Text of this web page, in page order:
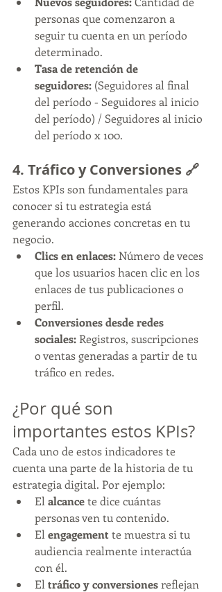
personas que comenzaron a
seguir tu cuenta en un período
determinado.
Tasa de retención de
seguidores: (Seguidores al final
del período - Seguidores al inicio
del período) / Seguidores al inicio
del período x 100.
4. Tráfico y Conversiones 🔗
Estos KPIs son fundamentales para
conocer si tu estrategia está
generando acciones concretas en tu
negocio.
Clics en enlaces: Número de veces
que los usuarios hacen clic en los
enlaces de tus publicaciones o
perfil.
Conversiones desde redes
sociales: Registros, suscripciones
o ventas generadas a partir de tu
tráfico en redes.
¿Por qué son
importantes estos KPIs?
Cada uno de estos indicadores te
cuenta una parte de la historia de tu
estrategia digital. Por ejemplo:
El alcance te dice cuántas
personas ven tu contenido.
El engagement te muestra si tu
audiencia realmente interactúa
con él.
El tráfico y conversiones reflejan